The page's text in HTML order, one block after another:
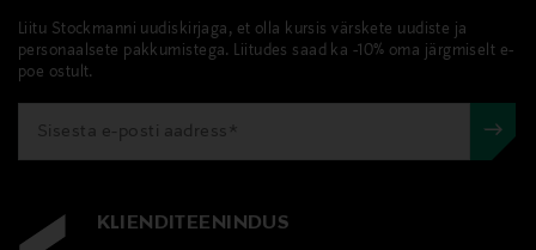
Liitu Stockmanni uudiskirjaga, et olla kursis värskete uudiste ja
personaalsete pakkumistega. Liitudes saad ka -10% oma järgmiselt e-
poe ostult.
KLIENDITEENINDUS